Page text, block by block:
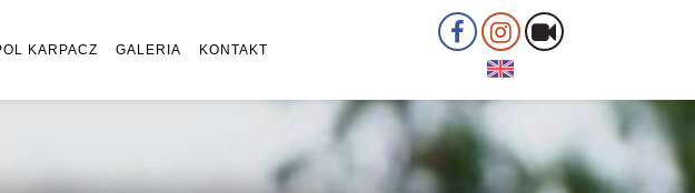
KARPACZ GALERIA KONTAKT